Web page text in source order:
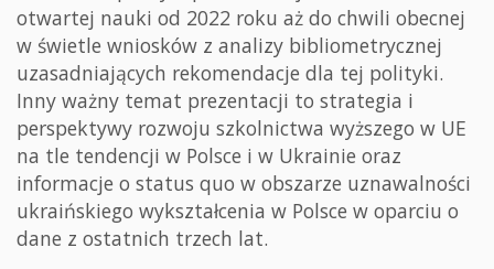
otwartej nauki od 2022 roku aż do chwili obecnej
w świetle wniosków z analizy bibliometrycznej
uzasadniających rekomendacje dla tej polityki.
Inny ważny temat prezentacji to strategia i
perspektywy rozwoju szkolnictwa wyższego w UE
na tle tendencji w Polsce i w Ukrainie oraz
informacje o status quo w obszarze uznawalności
ukraińskiego wykształcenia w Polsce w oparciu o
dane z ostatnich trzech lat.